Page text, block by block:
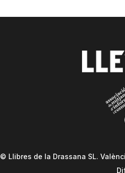
© Llibres de la Drassana SL.